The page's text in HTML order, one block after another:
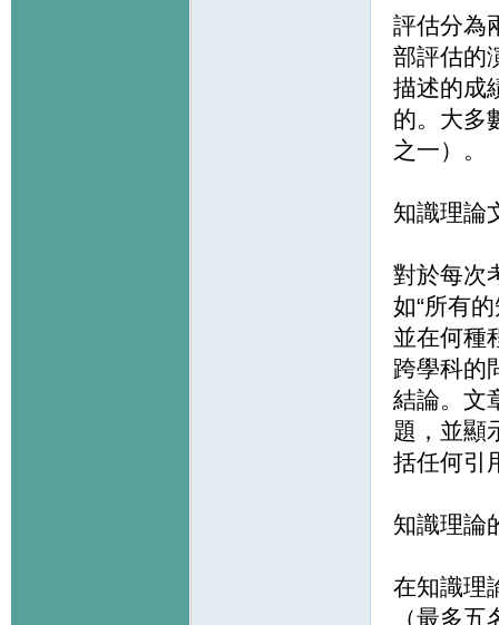
評估分為
部評估的
描述的成
的。大多
之一）。
知識理論
對於每次
如“所有
並在何種
跨學科的
結論。文
題，並顯
括任何引
知識理論
在知識理
（最多